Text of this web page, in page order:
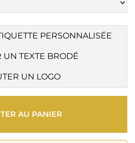
PERSONNALISÉE
UN TEXTE BRODÉ
UN LOGO
AU PANIER